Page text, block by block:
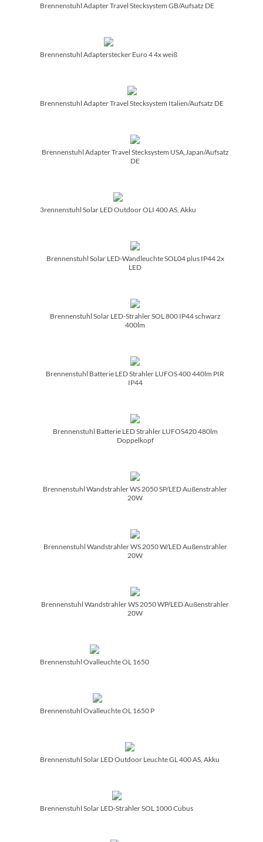
Brennenstuhl Adapter Travel Stecksystem GB/­Aufsatz DE
Brennenstuhl Adapterstecker Euro 4 4x weiß
Brennenstuhl Adapter Travel Stecksystem Italien/­Aufsatz DE
Brennenstuhl Adapter Travel Stecksystem USA,Japan/­Aufsatz
DE
3rennenstuhl Solar LED Outdoor OLI 400 AS, Akku
Brennenstuhl Solar LED-Wandleuchte SOL04 plus IP44 2x
LED
Brennenstuhl Solar LED-Strahler SOL 800 IP44 schwarz
400lm
Brennenstuhl Batterie LED Strahler LUFOS 400 440lm PIR
IP44
Brennenstuhl Batterie LED Strahler LUFOS420 480lm
Doppelkopf
Brennenstuhl Wandstrahler WS 2050 SP/­LED Außenstrahler
20W
Brennenstuhl Wandstrahler WS 2050 W/­LED Außenstrahler
20W
Brennenstuhl Wandstrahler WS 2050 WP/­LED Außenstrahler
20W
Brennenstuhl Ovalleuchte OL 1650
Brennenstuhl Ovalleuchte OL 1650 P
Brennenstuhl Solar LED Outdoor Leuchte GL 400 AS, Akku
Brennenstuhl Solar LED-Strahler SOL 1000 Cubus